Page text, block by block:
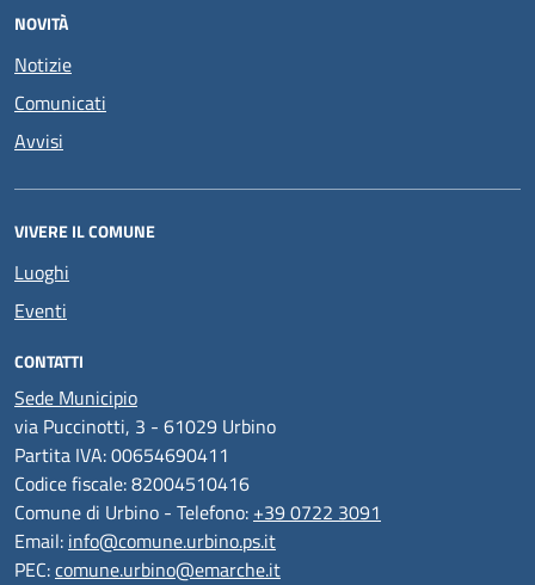
NOVITÀ
Notizie
Comunicati
Avvisi
VIVERE IL COMUNE
Luoghi
Eventi
CONTATTI
Sede Municipio
via Puccinotti, 3 - 61029 Urbino
Partita IVA: 00654690411
Codice fiscale: 82004510416
Comune di Urbino - Telefono: +39 0722 3091
Email: info@comune.urbino.ps.it
PEC:comune.urbino@emarche.it